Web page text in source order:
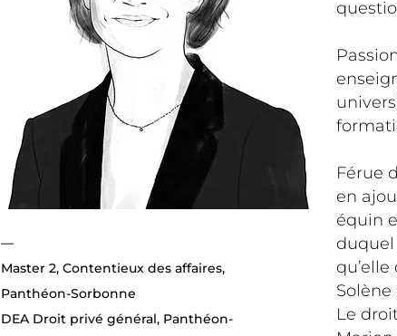
—
Master 2, Contentieux des affaires,
Panthéon-Sorbonne
DEA Droit privé général, Panthéon-
Férue
en
équin
Le